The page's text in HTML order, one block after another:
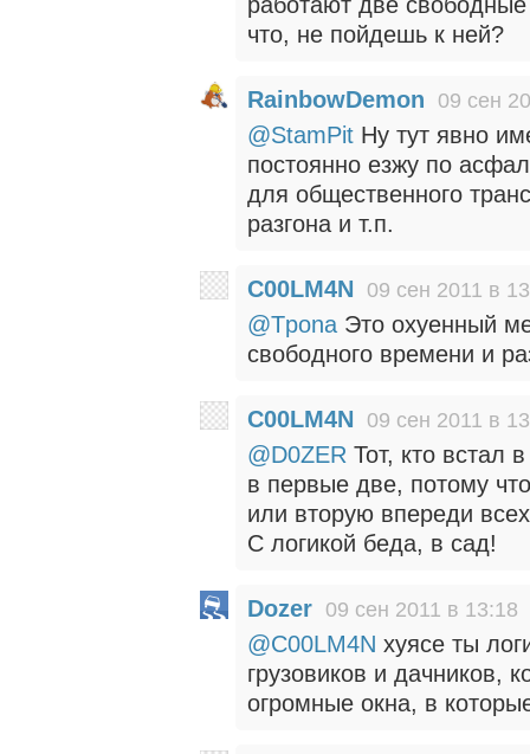
что, не пойдешь к ней?
RainbowDemon 09 сен
@StamPit Ну тут явно
постоянно езжу по
для общественного
разгона и т.п.
C00LM4N 09 сен 2011 в
@Tpona Это охуенный
свободного времени и
C00LM4N 09 сен 2011 в
@D0ZER Тот, кто встал
в первые две, потому
или вторую впереди
С логикой беда, в сад!
Dozer 09 сен 2011 в 13:18
@C00LM4N хуясе ты
грузовиков и дачников,
огромные окна, в